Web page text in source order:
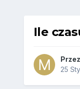
Ile
Przez
25